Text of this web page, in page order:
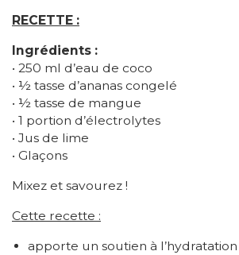
RECETTE :
Ingrédients :
• 250 ml d’eau de coco
• ½ tasse d’ananas congelé
• ½ tasse de mangue
• 1 portion d’électrolytes
• Jus de lime
• Glaçons
Mixez et savourez !
Cette recette :
apporte un soutien à l’hydratation